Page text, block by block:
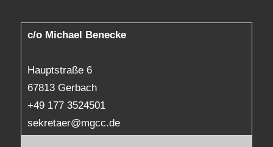
c/o Michael Benecke
Hauptstraße 6
67813 Gerbach
+49 177 3524501
sekretaer@mgcc.de